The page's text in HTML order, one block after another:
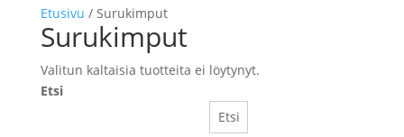
Etusivu / Surukimput
Surukimput
Valitun kaltaisia tuotteita ei löytynyt.
Etsi
Etsi